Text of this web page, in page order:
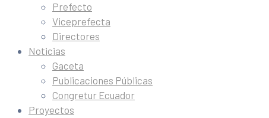
Prefecto
Viceprefecta
Directores
Noticias
Gaceta
Publicaciones Públicas
Congretur Ecuador
Proyectos